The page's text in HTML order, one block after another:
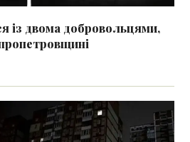
із двома добровольцями,